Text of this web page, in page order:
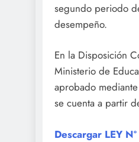
segundo periodo
desempeño.
En la Disposición
Ministerio de
aprobado
se cuenta a partir
Descargar LEY